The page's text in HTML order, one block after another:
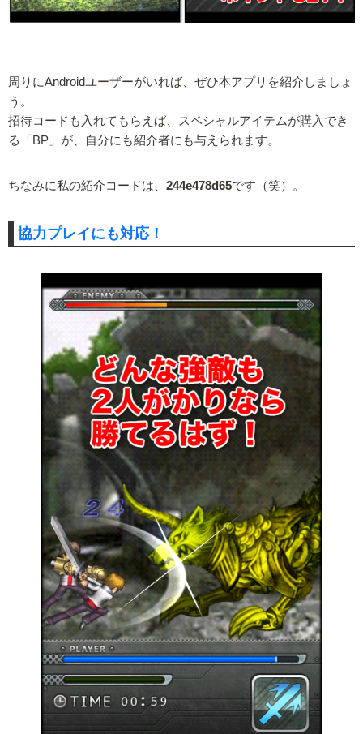
周りにAndroidユーザーがいれば、ぜひ本アプリを紹介しましょ
う。
招待コードも入れてもらえば、スペシャルアイテムが購入でき
る「BP」が、自分にも紹介者にも与えられます。
ちなみに私の紹介コードは、 244e478d65です（笑）。
協力プレイにも対応！